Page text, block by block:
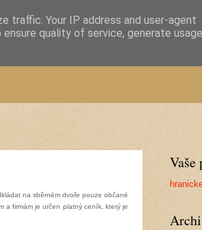
na sběrném dvoře pouze občané
a firmám je určen platný ceník, který je
Vaše
traffic. Your IP address and user-agent
quality of service, generate usage